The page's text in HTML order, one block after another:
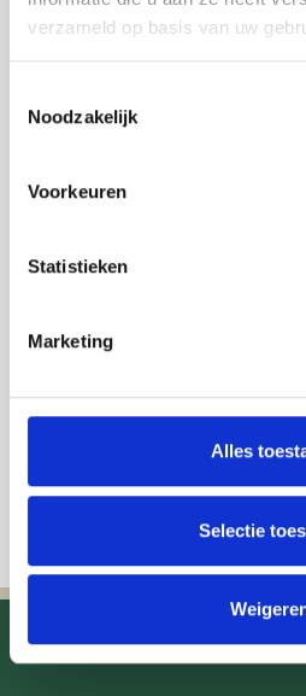
verzameld op basis van uw
Noodzakelijk
Voorkeuren
Statistieken
Marketing
Alles
Selectie